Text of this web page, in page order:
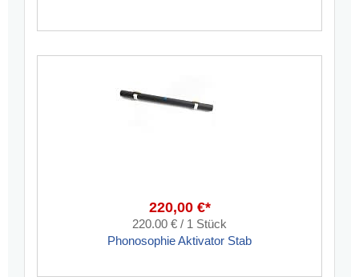
220,00 €*
220.00 € / 1 Stück
Phonosophie Aktivator Stab